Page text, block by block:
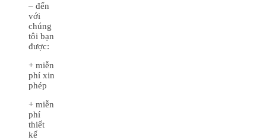
– đến
với
chúng
tôi bạn
được:
+ miễn
phí xin
phép
+ miễn
phí
thiết
kế